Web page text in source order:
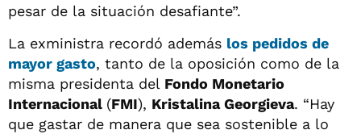
pesar de la situación desafiante”.
La exministra recordó además los pedidos de
mayor gasto, tanto de la oposición como de la
misma presidenta del Fondo Monetario
Internacional (FMI), Kristalina Georgieva. “Hay
que gastar de manera que sea sostenible a lo